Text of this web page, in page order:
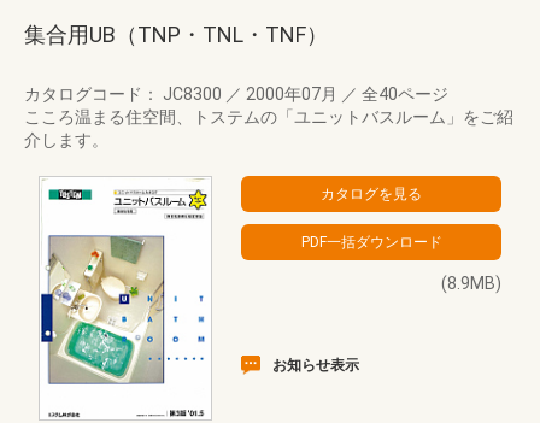
集合用UB（TNP・TNL・TNF）
カタログコード： JC8300 ／ 2000年07月 ／ 全40ページ
こころ温まる住空間、トステムの「ユニットバスルーム」をご紹
介します。
(8.9MB)
お知らせ表示